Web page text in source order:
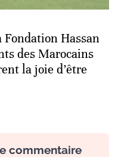
Hassan
des Marocains
la joie d’être
commentaire